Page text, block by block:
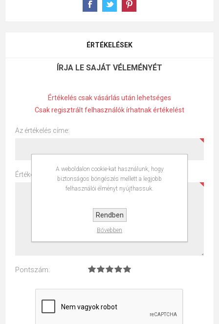
ÉRTÉKELÉSEK
ÍRJA LE SAJÁT VÉLEMÉNYÉT
Értékelés csak vásárlás után lehetséges
Csak regisztrált felhasználók írhatnak értékelést
Az értékelés címe:
Értékelés szöveg:
Pontszám:
A weboldalon cookie-kat használunk, hogy
biztonságos böngészés mellett a legjobb
felhasználói élményt nyújthassuk.
Rendben
Bővebben